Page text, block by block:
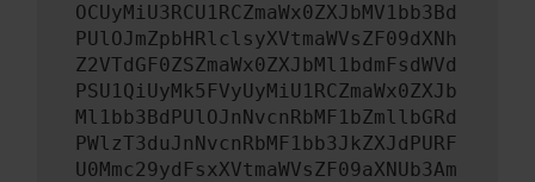
OCUyMiU3RCU1RCZmaWx0ZXJbMV1bb3Bd
PUlOJmZpbHRlclsyXVtmaWVsZF09dXNh
Z2VTdGF0ZSZmaWx0ZXJbMl1bdmFsdWVd
PSU1QiUyMk5FVyUyMiU1RCZmaWx0ZXJb
Ml1bb3BdPUlOJnNvcnRbMF1bZmllbGRd
PWlzT3duJnNvcnRbMF1bb3JkZXJdPURF
U0Mmc29ydFsxXVtmaWVsZF09aXNUb3Am